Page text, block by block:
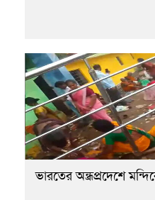
ভারতের অন্ধ্রপ্রদেশে